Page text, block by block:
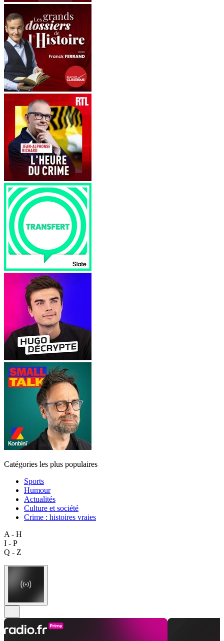
Catégories les plus populaires
Sports
Humour
Actualités
Culture et société
Crime : histoires vraies
A - H
I - P
Q - Z